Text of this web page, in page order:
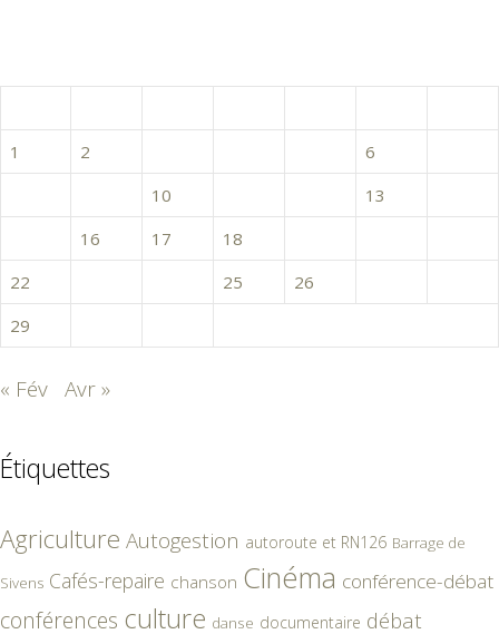
1
2 6
10 13
16 17 18
22
25 26
29
« Fév Avr »
Étiquettes
Agriculture Autogestion autoroute et RN126 Barrage de
Sivens Cafés-repaire chanson Cinéma conférence-débat
conférences culture danse documentaire débat